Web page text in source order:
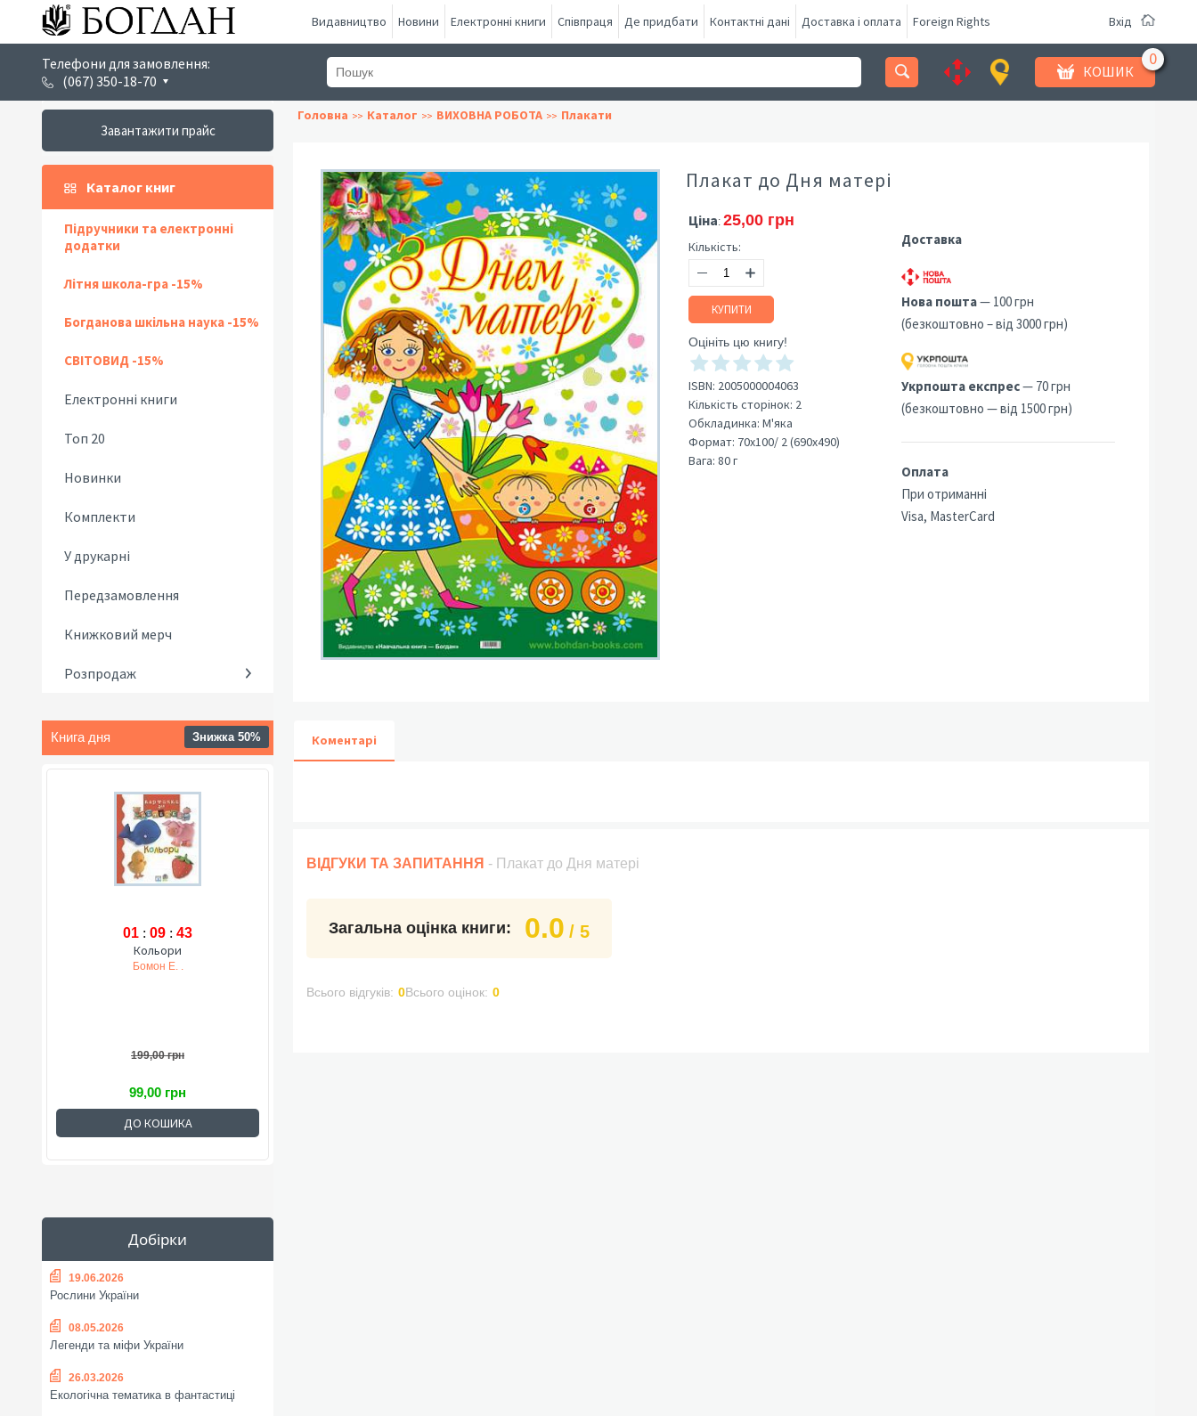
Видавництво Новини Електронні книги Співпраця Де придбати Контактні дані Доставка і оплата Foreign Rights Вхід
Телефони для замовлення:
(067) 350-18-70
КОШИК
Завантажити прайс
Каталог книг
Підручники та електронні
додатки
Літня школа-гра -15%
Богданова шкільна наука -15%
СВІТОВИД -15%
Електронні книги
Топ 20
Новинки
Комплекти
У друкарні
Передзамовлення
Книжковий мерч
Розпродаж
Книга дня Знижка 50%
01 : 09 : 42
Кольори
Бомон Е. .
199,00 грн
99,00 грн
ДО КОШИКА
Добірки
19.06.2026
Рослини України
08.05.2026
Легенди та міфи України
26.03.2026
Екологічна тематика в фантастиці
Головна Каталог ВИХОВНА РОБОТА Плакати
Плакат до Дня матері
Ціна: 25,00 грн
Кількість:
КУПИТИ
Оцініть цю книгу!
ISBN: 2005000004063
Кількість сторінок: 2
Обкладинка: М'яка
Формат: 70х100/ 2 (690х490)
Вага: 80 г
Доставка
Нова пошта— 100 грн
(безкоштовно – від 3000 грн)
Укрпошта експрес— 70 грн
(безкоштовно — від 1500 грн)
Оплата
При отриманні
Visa, MasterCard
Коментарі
ВІДГУКИ ТА ЗАПИТАННЯ - Плакат до Дня матері
Загальна оцінка книги: 0.0 / 5
Всього відгуків: 0Всього оцінок: 0